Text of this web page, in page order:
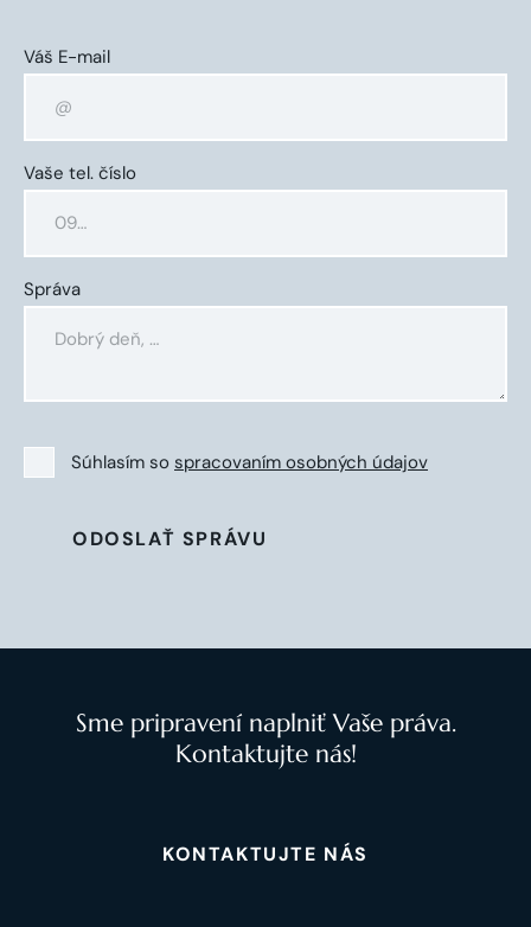
Váš E-mail
Vaše tel. číslo
Správa
Súhlasím so spracovaním osobných údajov
ODOSLAŤ SPRÁVU
Sme pripravení naplniť Vaše práva.
Kontaktujte nás!
KONTAKTUJTE NÁS